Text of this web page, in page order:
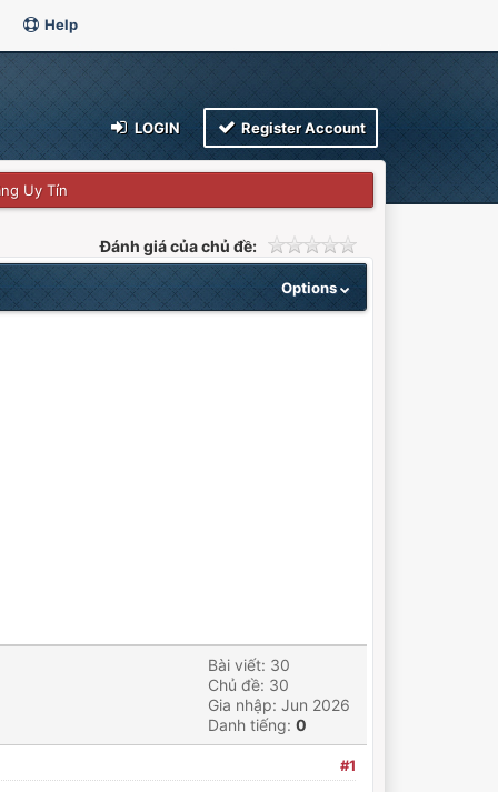
Help
LOGIN Register Account
Uy Tín
Đánh giá của chủ đề:
Options
Bài viết: 30
Chủ đề: 30
Gia nhập: Jun 2026
Danh tiếng: 0
#1